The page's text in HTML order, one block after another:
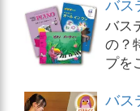
バス
の？
プを
バス